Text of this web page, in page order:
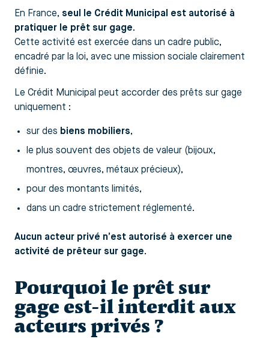
En France, seul le Crédit Municipal est autorisé à
pratiquer le prêt sur gage.
Cette activité est exercée dans un cadre public,
encadré par la loi, avec une mission sociale clairement
définie.
Le Crédit Municipal peut accorder des prêts sur gage
uniquement :
sur des biens mobiliers,
le plus souvent des objets de valeur (bijoux,
montres, œuvres, métaux précieux),
pour des montants limités,
dans un cadre strictement réglementé.
Aucun acteur privé n’est autorisé à exercer une
activité de prêteur sur gage.
Pourquoi le prêt sur
gage est-il interdit aux
acteurs privés ?